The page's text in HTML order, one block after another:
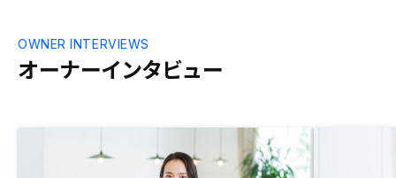
オーナーインタビュー
OWNER INTERVIEWS